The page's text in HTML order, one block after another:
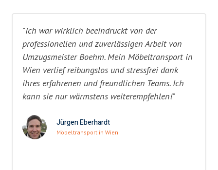
"Ich war wirklich beeindruckt von der
professionellen und zuverlässigen Arbeit von
Umzugsmeister Boehm. Mein Möbeltransport in
Wien verlief reibungslos und stressfrei dank
ihres erfahrenen und freundlichen Teams. Ich
kann sie nur wärmstens weiterempfehlen!"
Jürgen Eberhardt
Möbeltransport in Wien